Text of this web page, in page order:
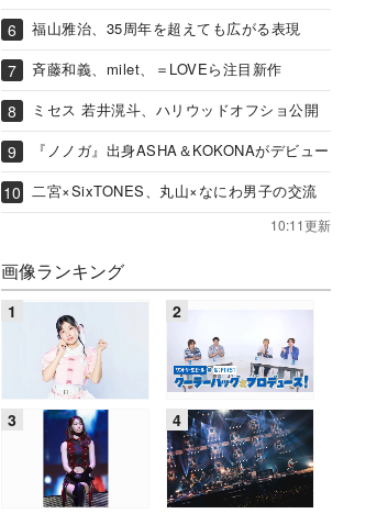
福山雅治、35周年を超えても広がる表現
斉藤和義、milet、＝LOVEら注目新作
ミセス 若井滉斗、ハリウッドオフショ公開
『ノノガ』出身ASHA＆KOKONAがデビュー
二宮×SixTONES、丸山×なにわ男子の交流
10:11更新
画像ランキング